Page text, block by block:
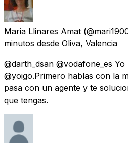
Maria Llinares Amat
minutos desde Oliva, Valencia
@darth_dsan @vodafone_es
@yoigo.Primero hablas con la
pasa con un agente y te
que tengas.